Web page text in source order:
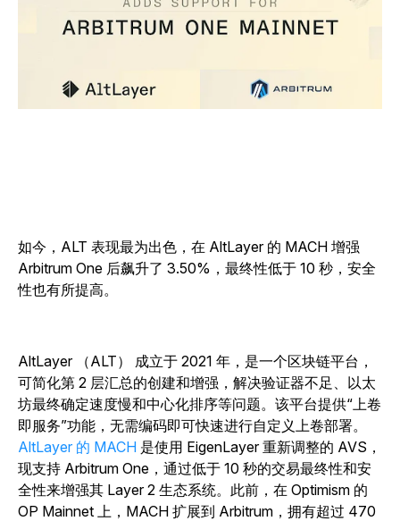
如今，ALT 表现最为出色，在 AltLayer 的 MACH 增强
Arbitrum One 后飙升了 3.50%，最终性低于 10 秒，安全
性也有所提高。
AltLayer （ALT） 成立于 2021 年，是一个区块链平台，
可简化第 2 层汇总的创建和增强，解决验证器不足、以太
坊最终确定速度慢和中心化排序等问题。该平台提供“上卷
即服务”功能，无需编码即可快速进行自定义上卷部署。
AltLayer 的 MACH 是使用 EigenLayer 重新调整的 AVS，
现支持 Arbitrum One，通过低于 10 秒的交易最终性和安
全性来增强其 Layer 2 生态系统。此前，在 Optimism 的
OP Mainnet 上，MACH 扩展到 Arbitrum，拥有超过 470